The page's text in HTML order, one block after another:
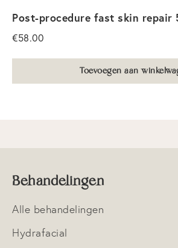
Shop
Veelgestelde vragen
Post-procedure fast skin repair
€58.00
Toevoegen aan
Behandelingen
Alle behandelingen
Hydrafacial